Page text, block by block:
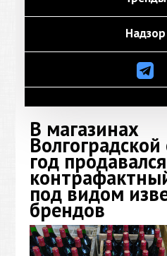
Надзор
В магазинах
Волгоградской
год продавался
под видом
брендов